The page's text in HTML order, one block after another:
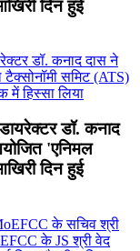
दिन हुई
डॉ. कनाद
'एनिमल
दिन हुई